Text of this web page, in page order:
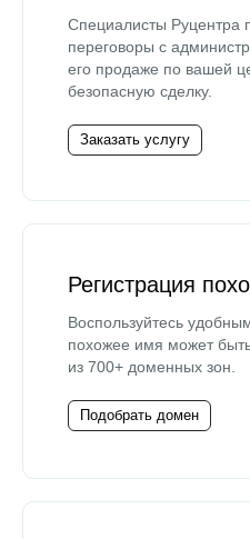
Специалисты Руцентра
переговоры с
его продаже по вашей
безопасную сделку.
Заказать услугу
Регистрация
Воспользуйтесь
похожее имя может
из 700+ доменных зон.
Подобрать домен